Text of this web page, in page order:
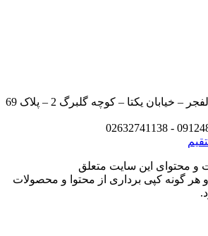
آدرس: کرج – میدان والفجر – خیابان یکتا – کوچه گلبرگ 2 – پلاک 69
اين سایت متعلق
کپی برداری از محتوا و محصولات